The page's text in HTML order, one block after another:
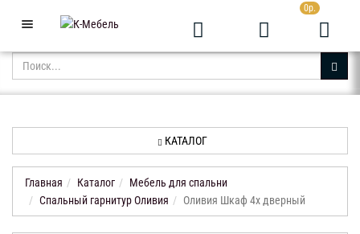
0р.
Звоните с 9:00 до 23:00 +7 (343) 361-05-24
КАТАЛОГ
АКЦИИ
НОВИНКИ
КАТАЛОГ
Главная Каталог
Мебель для спальни
Спальный гарнитур Оливия
Оливия Шкаф 4х дверный